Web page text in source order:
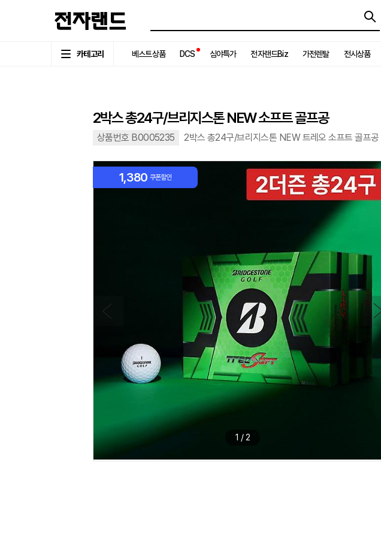
카테고리 베스트상품 DCS 심야특가 전자랜드Biz 가전렌탈 전시상품
2박스 총24구/브리지스톤 NEW 소프트 골프공
상품번호 B0005235 2박스 총24구/브리지스톤 NEW 트레오 소프트 골프공
1,380 쿠폰할인
1 /2